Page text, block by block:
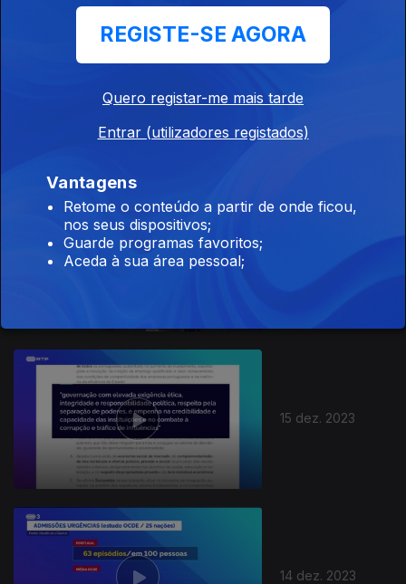
17 dez. 2023
15 dez. 2023
14 dez. 2023
REGISTE-SE AGORA
Quero registar-me mais tarde
Entrar (utilizadores registados)
Vantagens
Retome o conteúdo a partir de onde ficou,
nos seus dispositivos;
Guarde programas favoritos;
Aceda à sua área pessoal;